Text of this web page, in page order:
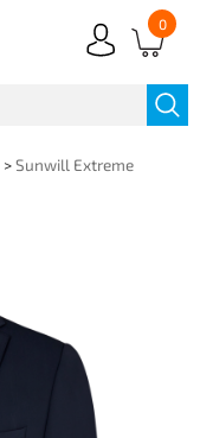
0
>Sunwill Extreme